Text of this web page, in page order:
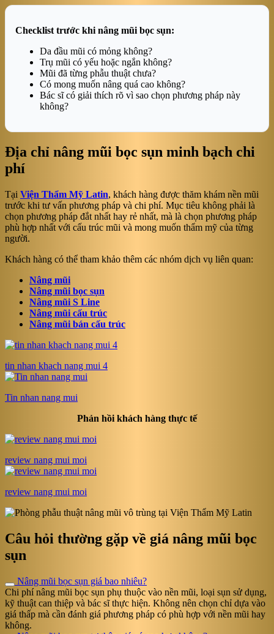
Checklist trước khi nâng mũi bọc sụn:
Da đầu mũi có mỏng không?
Trụ mũi có yếu hoặc ngắn không?
Mũi đã từng phẫu thuật chưa?
Có mong muốn nâng quá cao không?
Bác sĩ có giải thích rõ vì sao chọn phương pháp này
không?
Địa chỉ nâng mũi bọc sụn minh bạch chi
phí
Tại Viện Thẩm Mỹ Latin, khách hàng được thăm khám nền mũi
trước khi tư vấn phương pháp và chi phí. Mục tiêu không phải là
chọn phương pháp đắt nhất hay rẻ nhất, mà là chọn phương pháp
phù hợp nhất với cấu trúc mũi và mong muốn thẩm mỹ của từng
người.
Khách hàng có thể tham khảo thêm các nhóm dịch vụ liên quan:
Nâng mũi
Nâng mũi bọc sụn
Nâng mũi S Line
Nâng mũi cấu trúc
Nâng mũi bán cấu trúc
tin nhan khach nang mui 4
Tin nhan nang mui
Phản hồi khách hàng thực tế
review nang mui moi
review nang mui moi
Câu hỏi thường gặp về giá nâng mũi bọc
sụn
Nâng mũi bọc sụn giá bao nhiêu?
Chi phí nâng mũi bọc sụn phụ thuộc vào nền mũi, loại sụn sử dụng,
kỹ thuật can thiệp và bác sĩ thực hiện. Không nên chọn chỉ dựa vào
giá thấp mà cần đánh giá phương pháp có phù hợp với nền mũi hay
không.